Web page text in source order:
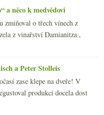
2007
a jeho víny
modré
nadšení
a něco k medvědovi
zmiňoval o třech vínech z
z vinařství Damianitza ,
a Peter Stolleis
zase klepe na dveře! V
produkci docela dost